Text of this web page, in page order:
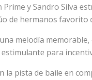
y Sandro Silva
de hermanos favorito
melodía
para
pista de baile en